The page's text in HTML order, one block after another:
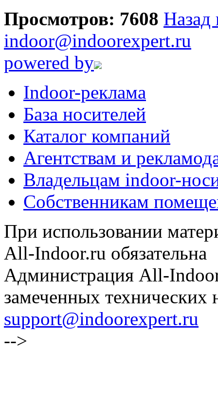
Просмотров: 7608 Назад
indoor@indoorexpert.ru
powered by
Indoor-реклама
База носителей
Каталог компаний
Агентствам и
Владельцам indoor-
Собственникам
При использовании
All-Indoor.ru обязательна
Администрация All-
замеченных технических
support@indoorexpert.ru
-->